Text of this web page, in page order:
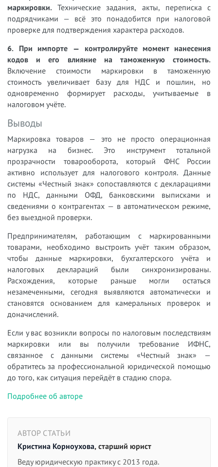
маркировки. Технические задания, акты, переписка с
подрядчиками — всё это понадобится при налоговой
проверке для подтверждения характера расходов.
6. При импорте — контролируйте момент нанесения
кодов и его влияние на таможенную стоимость.
Включение стоимости маркировки в таможенную
стоимость увеличивает базу для НДС и пошлин, но
одновременно формирует расходы, учитываемые в
налоговом учёте.
Выводы
Маркировка товаров — это не просто операционная
нагрузка на бизнес. Это инструмент тотальной
прозрачности товарооборота, который ФНС России
активно использует для налогового контроля. Данные
системы «Честный знак» сопоставляются с декларациями
по НДС, данными ОФД, банковскими выписками и
сведениями о контрагентах — в автоматическом режиме,
без выездной проверки.
Предпринимателям, работающим с маркированными
товарами, необходимо выстроить учёт таким образом,
чтобы данные маркировки, бухгалтерского учёта и
налоговых деклараций были синхронизированы.
Расхождения, которые раньше могли остаться
незамеченными, сегодня выявляются автоматически и
становятся основанием для камеральных проверок и
доначислений.
Если у вас возникли вопросы по налоговым последствиям
маркировки или вы получили требование ИФНС,
связанное с данными системы «Честный знак» —
обратитесь за профессиональной юридической помощью
до того, как ситуация перейдёт в стадию спора.
Подробнее об авторе
АВТОР СТАТЬИ
Кристина Корноухова, старший юрист
Веду юридическую практику с 2013 года.